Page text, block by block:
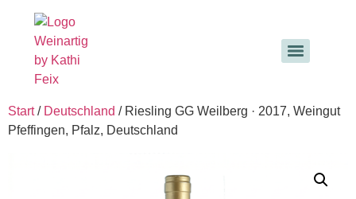
Start/ Deutschland / Riesling GG Weilberg · 2017, Weingut
Pfeffingen, Pfalz, Deutschland